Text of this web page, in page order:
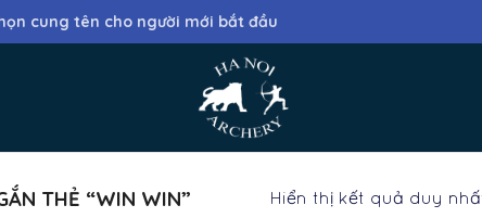
cung tên cho người mới bắt đầu
THẺ “WIN WIN” Hiển thị kết quả duy